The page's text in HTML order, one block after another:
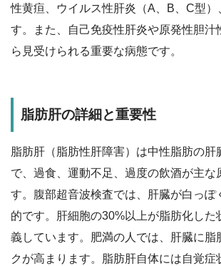
性黄疸、ウイルス性肝炎（A、B、C型）
す。また、自己免疫性肝炎や原発性胆汁
ら見受けられる重要な病態です。
脂肪肝の詳細と重要性
脂肪肝（脂肪性肝障害）は中性脂肪の肝
で、過食、運動不足、過度の飲酒が主な
す。腹部超音波検査では、肝臓が白っぽ
的です。肝細胞の30%以上が脂肪化した
義しています。肥満の人では、肝臓に脂
クが高まります。脂肪肝自体には自覚症